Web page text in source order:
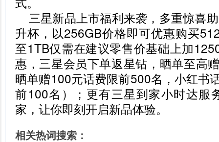
三星新品上市福利来袭，多重惊喜
升杯，以256GB价格即可优惠购买
至1TB仅需在建议零售价基础上加
惠，三星会员下单返星钻，晒单至高
晒单赠100元话费限前500名，小红书
前100名）；更有三星到家小时达服
家，让你即刻开启新品体验。
相关热词搜索：